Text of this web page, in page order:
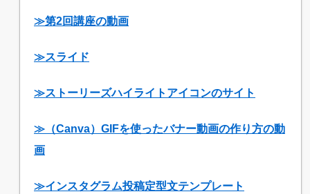
≫第2回講座の動画
≫スライド
≫ストーリーズハイライトアイコンのサイト
≫（Canva）GIFを使ったバナー動画の作り方の動
画
≫インスタグラム投稿定型文テンプレー ト